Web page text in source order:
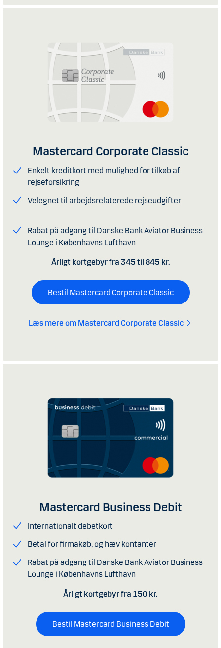
Mastercard Corporate Classic
Enkelt kreditkort med mulighed for tilkøb af
rejseforsikring
Velegnet til arbejdsrelaterede rejseudgifter
Rabat på adgang til Danske Bank Aviator Business
Lounge i Københavns Lufthavn
Årligt kortgebyr fra 345 til 845 kr.
Bestil Mastercard Corporate Classic
Læs mere om Mastercard Corporate Classic
Mastercard Business Debit
Internationalt debetkort
Betal for firmakøb, og hæv kontanter
Rabat på adgang til Danske Bank Aviator Business
Lounge i Københavns Lufthavn
Årligt kortgebyr fra 150 kr.
Bestil Mastercard Business Debit